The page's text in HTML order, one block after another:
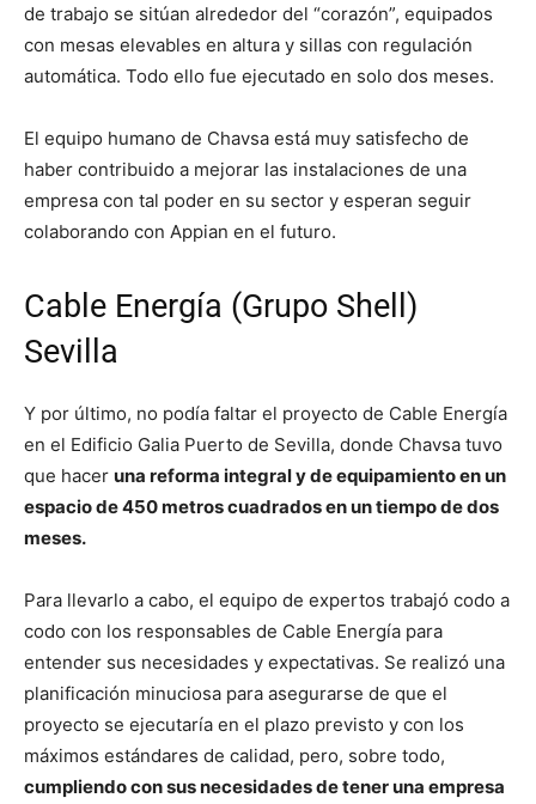
de trabajo se sitúan alrededor del “corazón”, equipados
con mesas elevables en altura y sillas con regulación
automática. Todo ello fue ejecutado en solo dos meses.
El equipo humano de Chavsa está muy satisfecho de
haber contribuido a mejorar las instalaciones de una
empresa con tal poder en su sector y esperan seguir
colaborando con Appian en el futuro.
Cable Energía (Grupo Shell)
Sevilla
Y por último, no podía faltar el proyecto de Cable Energía
en el Edificio Galia Puerto de Sevilla, donde Chavsa tuvo
que hacer una reforma integral y de equipamiento en un
espacio de 450 metros cuadrados en un tiempo de dos
meses.
Para llevarlo a cabo, el equipo de expertos trabajó codo a
codo con los responsables de Cable Energía para
entender sus necesidades y expectativas. Se realizó una
planificación minuciosa para asegurarse de que el
proyecto se ejecutaría en el plazo previsto y con los
máximos estándares de calidad, pero, sobre todo,
cumpliendo con sus necesidades de tener una empresa